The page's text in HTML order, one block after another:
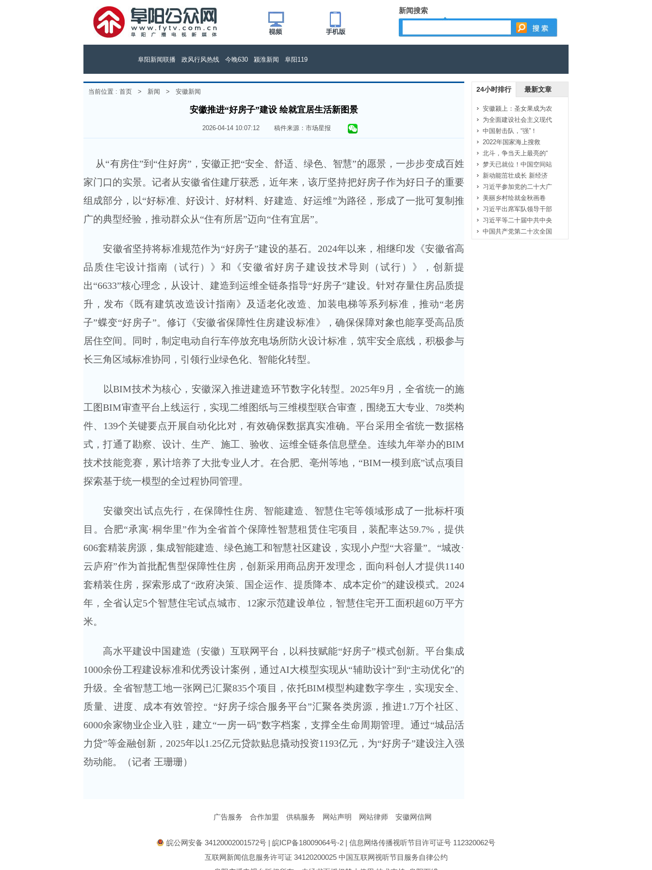
新闻搜索
阜阳新闻联播 政风行风热线 今晚630 颍淮新闻 阜阳119
当前位置 : 首页 > 新闻 > 安徽新闻
安徽推进“好房子”建设 绘就宜居生活新图景
2026-04-14 10:07:12 稿件来源：市场星报
从“有房住”到“住好房”，安徽正把“安全、舒适、绿色、智慧”的愿景，一步步变成百姓
家门口的实景。记者从安徽省住建厅获悉，近年来，该厅坚持把好房子作为好日子的重要
组成部分，以“好标准、好设计、好材料、好建造、好运维”为路径，形成了一批可复制推
广的典型经验，推动群众从“住有所居”迈向“住有宜居”。
安徽省坚持将标准规范作为“好房子”建设的基石。2024年以来，相继印发《安徽省高
品质住宅设计指南（试行）》和《安徽省好房子建设技术导则（试行）》，创新提
出“6633”核心理念，从设计、建造到运维全链条指导“好房子”建设。针对存量住房品质提
升，发布《既有建筑改造设计指南》及适老化改造、加装电梯等系列标准，推动“老房
子”蝶变“好房子”。修订《安徽省保障性住房建设标准》，确保保障对象也能享受高品质
居住空间。同时，制定电动自行车停放充电场所防火设计标准，筑牢安全底线，积极参与
长三角区域标准协同，引领行业绿色化、智能化转型。
以BIM技术为核心，安徽深入推进建造环节数字化转型。2025年9月，全省统一的施
工图BIM审查平台上线运行，实现二维图纸与三维模型联合审查，围绕五大专业、78类构
件、139个关键要点开展自动化比对，有效确保数据真实准确。平台采用全省统一数据格
式，打通了勘察、设计、生产、施工、验收、运维全链条信息壁垒。连续九年举办的BIM
技术技能竞赛，累计培养了大批专业人才。在合肥、亳州等地，“BIM一模到底”试点项目
探索基于统一模型的全过程协同管理。
安徽突出试点先行，在保障性住房、智能建造、智慧住宅等领域形成了一批标杆项
目。合肥“承寓·桐华里”作为全省首个保障性智慧租赁住宅项目，装配率达59.7%，提供
606套精装房源，集成智能建造、绿色施工和智慧社区建设，实现小户型“大容量”。“城改·
云庐府”作为首批配售型保障性住房，创新采用商品房开发理念，面向科创人才提供1140
套精装住房，探索形成了“政府决策、国企运作、提质降本、成本定价”的建设模式。2024
年，全省认定5个智慧住宅试点城市、12家示范建设单位，智慧住宅开工面积超60万平方
米。
高水平建设中国建造（安徽）互联网平台，以科技赋能“好房子”模式创新。平台集成
1000余份工程建设标准和优秀设计案例，通过AI大模型实现从“辅助设计”到“主动优化”的
升级。全省智慧工地一张网已汇聚835个项目，依托BIM模型构建数字孪生，实现安全、
质量、进度、成本有效管控。“好房子综合服务平台”汇聚各类房源，推进1.7万个社区、
6000余家物业企业入驻，建立“一房一码”数字档案，支撑全生命周期管理。通过“城品活
力贷”等金融创新，2025年以1.25亿元贷款贴息撬动投资1193亿元，为“好房子”建设注入强
劲动能。（记者 王珊珊）
24小时排行 最新文章
安徽颍上：圣女果成为农
为全面建设社会主义现代
中国射击队，“强”！
2022年国家海上搜救
北斗，争当天上最亮的“
梦天已就位！中国空间站
新动能茁壮成长 新经济
习近平参加党的二十大广
美丽乡村绘就金秋画卷
习近平出席军队领导干部
习近平等二十届中共中央
中国共产党第二十次全国
广告服务 合作加盟 供稿服务 网站声明 网站律师 安徽网信网
皖公网安备 34120002001572号 | 皖ICP备18009064号-2 | 信息网络传播视听节目许可证号 112320062号
互联网新闻信息服务许可证 34120200025 中国互联网视听节目服务自律公约